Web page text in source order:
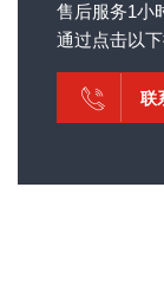
售后服务1小
通过点击以
联